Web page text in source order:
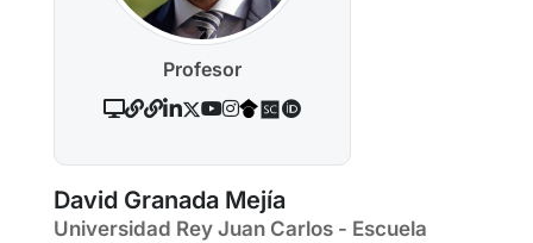
Profesor
David Granada Mejía
Universidad Rey Juan Carlos - Escuela